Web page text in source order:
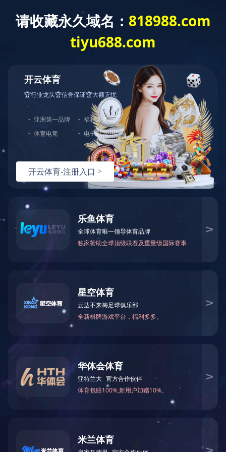
可能原因：
您没有将此域名或IP绑定到对应站点!
配置文件未生效!
检查是否已经绑定到对应站点，若确认已绑定，请尝试重载Web
检查端口是否正确；
若您使用了CDN产品，请尝试清除CDN缓存；
普通网站访客，请联系网站管理员；